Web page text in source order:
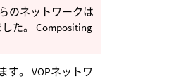
のネットワークは
た。 Compositing
す。 VOPネットワ